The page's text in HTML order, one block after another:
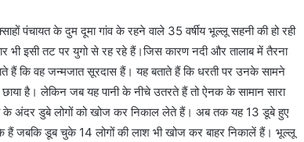
पंचायत के दुम दूमा गांव के रहने वाले 35 वर्षीय भूल्लू सहनी की हो रही
भी इसी तट पर युगो से रह रहे हैं।जिस कारण नदी और तालाब में तैरना
कि वह जन्मजात सूरदास हैं। यह बताते हैं कि धरती पर उनके सामने
है। लेकिन जब यह पानी के नीचे उतरते हैं तो ऐनक के सामान सारा
के अंदर डुबे लोगों को खोज कर निकाल लेते हैं। अब तक यह 13 डूबे हुए
हैं जबकि डूब चुके 14 लोगों की लाश भी खोज कर बाहर निकालें हैं। भूल्लू